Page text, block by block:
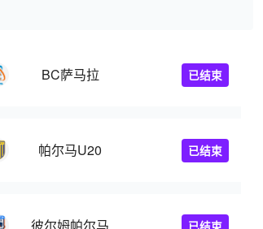
BC萨马拉 已结束
帕尔马U20 已结束